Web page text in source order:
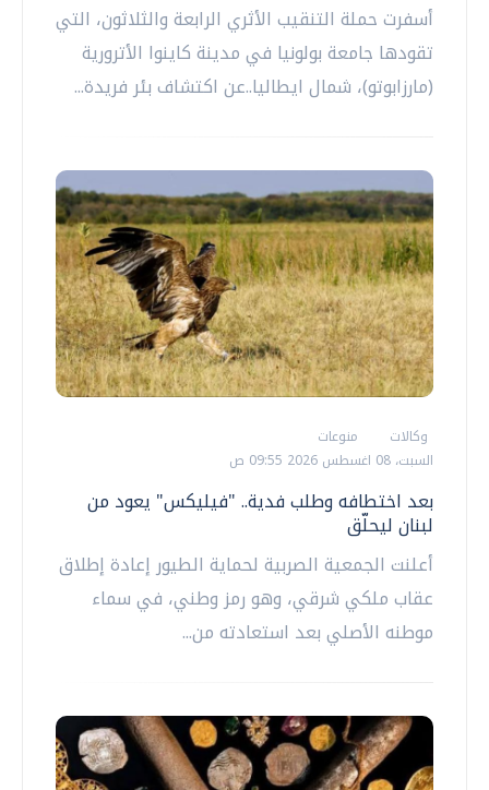
أسفرت حملة التنقيب الأثري الرابعة والثلاثون، التي
تقودها جامعة بولونيا في مدينة كاينوا الأترورية
(مارزابوتو)، شمال ايطاليا..عن اكتشاف بئر فريدة...
وكالات
منوعات
السبت، 08 اغسطس 2026 09:55 ص
بعد اختطافه وطلب فدية.. "فيليكس" يعود من
لبنان ليحلّق
أعلنت الجمعية الصربية لحماية الطيور إعادة إطلاق
عقاب ملكي شرقي، وهو رمز وطني، في سماء
موطنه الأصلي بعد استعادته من...